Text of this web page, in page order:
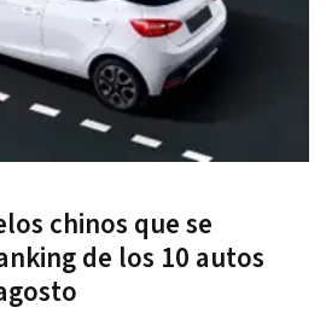
chinos que se
de los 10 autos